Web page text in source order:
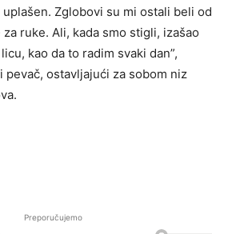
Zglobovi su mi ostali beli od
ruke. Ali, kada smo stigli, izašao
kao da to radim svaki dan”,
pevač, ostavljajući za sobom niz
Preporučujemo